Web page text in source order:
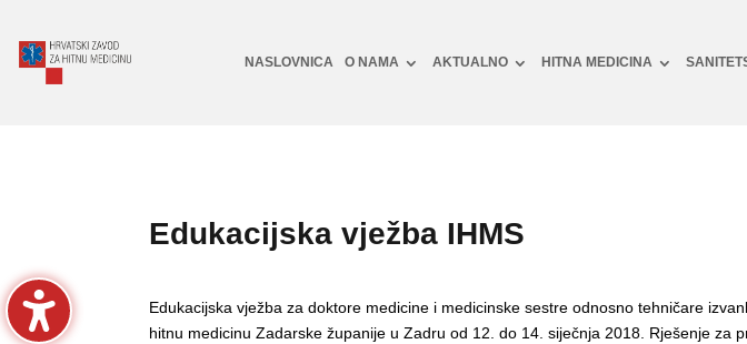
NASLOVNICA O NAMA AKTUALNO HITNA MEDICINA
Edukacijska vježba IHMS
Edukacijska vježba za doktore medicine i medicinske sestre odnosno tehničare
hitnu medicinu Zadarske županije u Zadru od 12. do 14. siječnja 2018. Rješenje